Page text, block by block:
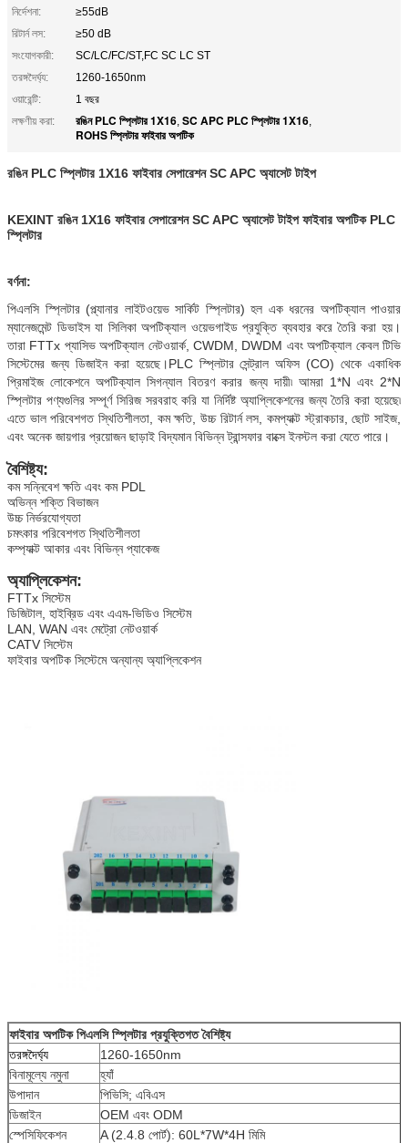
নির্দেশনা:
≥55dB
রিটার্ন লস:
≥50 dB
সংযোগকারী:
SC/LC/FC/ST,FC SC LC ST
তরঙ্গদৈর্ঘ্য:
1260-1650nm
ওয়ারেন্টি:
1 বছর
লক্ষণীয় করা:
রঙিন PLC স্প্লিটার 1X16, SC APC PLC স্প্লিটার 1X16,
ROHS স্প্লিটার ফাইবার অপটিক
রঙিন PLC স্প্লিটার 1X16 ফাইবার সেপারেশন SC APC অ্যাসেট টাইপ
KEXINT রঙিন 1X16 ফাইবার সেপারেশন SC APC অ্যাসেট টাইপ ফাইবার অপটিক PLC
স্প্লিটার
বর্ণনা:
পিএলসি স্প্লিটার (প্ল্যানার লাইটওয়েভ সার্কিট স্প্লিটার) হল এক ধরনের অপটিক্যাল পাওয়ার
ম্যানেজমেন্ট ডিভাইস যা সিলিকা অপটিক্যাল ওয়েভগাইড প্রযুক্তি ব্যবহার করে তৈরি করা হয়।
তারা FTTx প্যাসিভ অপটিক্যাল নেটওয়ার্ক, CWDM, DWDM এবং অপটিক্যাল কেবল টিভি
সিস্টেমের জন্য ডিজাইন করা হয়েছে।PLC স্প্লিটার সেন্ট্রাল অফিস (CO) থেকে একাধিক
প্রিমাইজ লোকেশনে অপটিক্যাল সিগন্যাল বিতরণ করার জন্য দায়ী৷ আমরা 1*N এবং 2*N
স্প্লিটার পণ্যগুলির সম্পূর্ণ সিরিজ সরবরাহ করি যা নির্দিষ্ট অ্যাপ্লিকেশনের জন্য তৈরি করা হয়েছে৷
এতে ভাল পরিবেশগত স্থিতিশীলতা, কম ক্ষতি, উচ্চ রিটার্ন লস, কমপ্যাক্ট স্ট্রাকচার, ছোট সাইজ,
এবং অনেক জায়গার প্রয়োজন ছাড়াই বিদ্যমান বিভিন্ন ট্রান্সফার বাক্সে ইনস্টল করা যেতে পারে।
বৈশিষ্ট্য:
কম সন্নিবেশ ক্ষতি এবং কম PDL
অভিন্ন শক্তি বিভাজন
উচ্চ নির্ভরযোগ্যতা
চমৎকার পরিবেশগত স্থিতিশীলতা
কম্প্যাক্ট আকার এবং বিভিন্ন প্যাকেজ
অ্যাপ্লিকেশন:
FTTx সিস্টেম
ডিজিটাল, হাইব্রিড এবং এএম-ভিডিও সিস্টেম
LAN, WAN এবং মেট্রো নেটওয়ার্ক
CATV সিস্টেম
ফাইবার অপটিক সিস্টেমে অন্যান্য অ্যাপ্লিকেশন
ফাইবার অপটিক পিএলসি স্প্লিটার প্রযুক্তিগত বৈশিষ্ট্য
তরঙ্গদৈর্ঘ্য
1260-1650nm
বিনামূল্যে নমুনা
হ্যাঁ
উপাদান
পিভিসি; এবিএস
ডিজাইন
OEM এবং ODM
স্পেসিফিকেশন
A (2.4.8 পোর্ট): 60L*7W*4H মিমি